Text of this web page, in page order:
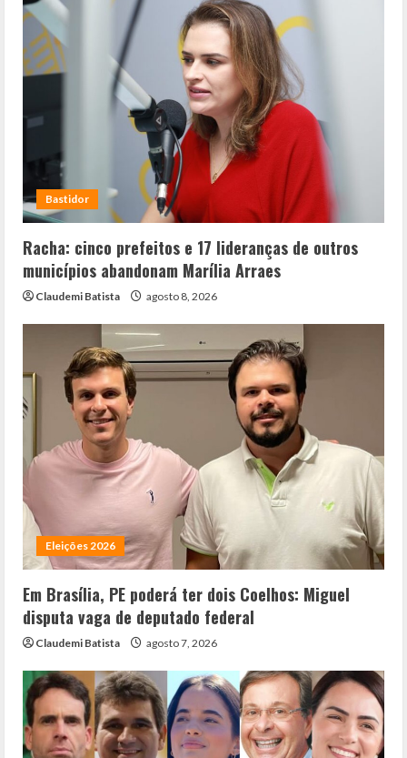
Bastidor
Racha: cinco prefeitos e 17 lideranças de outros
municípios abandonam Marília Arraes
Claudemi Batista agosto 8, 2026
Eleições 2026
Em Brasília, PE poderá ter dois Coelhos: Miguel
disputa vaga de deputado federal
Claudemi Batista agosto 7, 2026